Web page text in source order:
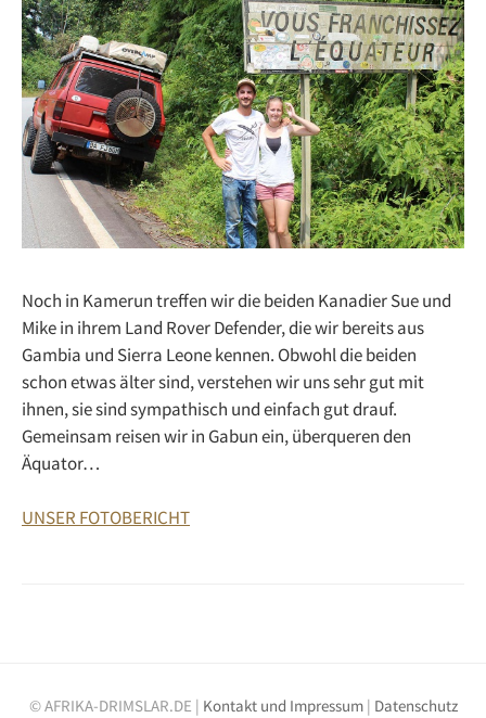
Noch in Kamerun treffen wir die beiden Kanadier Sue und
Mike in ihrem Land Rover Defender, die wir bereits aus
Gambia und Sierra Leone kennen. Obwohl die beiden
schon etwas älter sind, verstehen wir uns sehr gut mit
ihnen, sie sind sympathisch und einfach gut drauf.
Gemeinsam reisen wir in Gabun ein, überqueren den
Äquator…
UNSER FOTOBERICHT
© AFRIKA-DRIMSLAR.DE | Kontakt und Impressum| Datenschutz